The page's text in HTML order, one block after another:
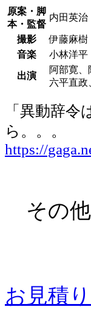
原案・脚
本・監督
内田英治
撮影
伊藤麻樹
音楽
小林洋平
出演
阿部寛
六平直政
「異動辞
ら。。。
https://
その
お見積